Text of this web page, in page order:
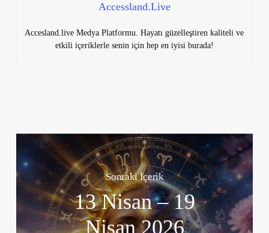
Accessland.Live
Accesland.live Medya Platformu. Hayatı güzelleştiren kaliteli ve
etkili içeriklerle senin için hep en iyisi burada!
Sonraki İçerik
13 Nisan – 19
Nisan 2026